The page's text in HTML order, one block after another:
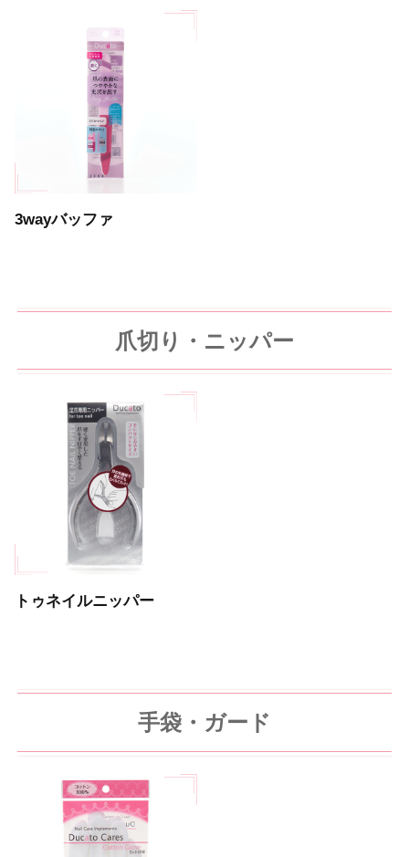
3wayバッファ
爪切り・ニッパー
トゥネイルニッパー
手袋・ガード